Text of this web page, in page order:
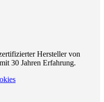
Hersteller von
30 Jahren Erfahrung.